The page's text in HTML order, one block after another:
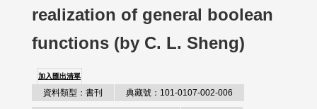
realization of general boolean
functions (by C. L. Sheng)
加入匯出清單
資料類型：書刊 典藏號：101-0107-002-006